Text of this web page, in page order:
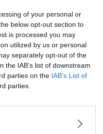
of your personal or
below opt-out section to
is processed you may
utilized by us or personal
separately opt-out of the
IAB’s list of downstream
parties on the IAB’s List of
parties.
la mera
visitate.